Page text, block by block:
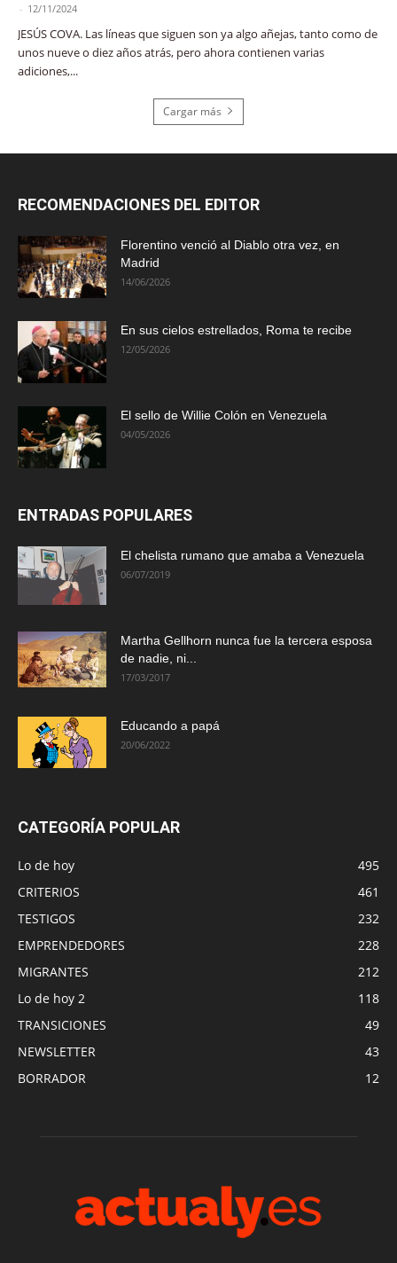
- 12/11/2024
JESÚS COVA. Las líneas que siguen son ya algo añejas, tanto como de
unos nueve o diez años atrás, pero ahora contienen varias
adiciones,...
Cargar más
RECOMENDACIONES DEL EDITOR
Florentino venció al Diablo otra vez, en
Madrid
14/06/2026
En sus cielos estrellados, Roma te recibe
12/05/2026
El sello de Willie Colón en Venezuela
04/05/2026
ENTRADAS POPULARES
El chelista rumano que amaba a Venezuela
06/07/2019
Martha Gellhorn nunca fue la tercera esposa
de nadie, ni...
17/03/2017
Educando a papá
20/06/2022
CATEGORÍA POPULAR
Lo de hoy
495
CRITERIOS
461
TESTIGOS
232
EMPRENDEDORES
228
MIGRANTES
212
Lo de hoy 2
118
TRANSICIONES
49
NEWSLETTER
43
BORRADOR
12